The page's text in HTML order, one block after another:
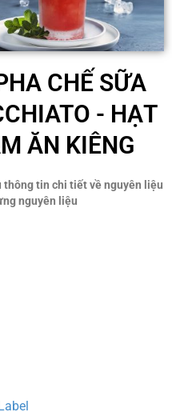
CHẾ SỮA
- HẠT
ĂN KIÊNG
tin chi tiết về nguyên liệu
nguyên liệu